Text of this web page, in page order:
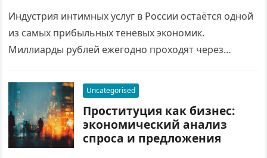
Индустрия интимных услуг в России остаётся одной
из самых прибыльных теневых экономик.
Миллиарды рублей ежегодно проходят через
Поисковые запросы вроде проститутка адрес…
Uncategorised
Проституция как бизнес:
экономический анализ
спроса и предложения